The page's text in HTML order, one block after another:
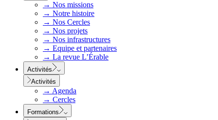
→ Nos missions
→ Notre histoire
→ Nos Cercles
→ Nos projets
→ Nos infrastructures
→ Equipe et partenaires
→ La revue L’Érable
Activités
Activités
→ Agenda
→ Cercles
Formations